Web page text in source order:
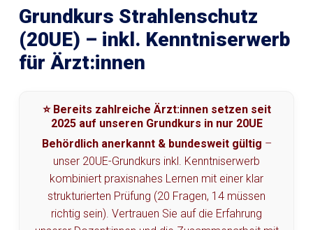
Grundkurs Strahlenschutz
(20UE) – inkl. Kenntniserwerb
für Ärzt:innen
⭐ Bereits zahlreiche Ärzt:innen setzen seit
2025 auf unseren Grundkurs in nur 20UE
Behördlich anerkannt & bundesweit gültig –
unser 20UE-Grundkurs inkl. Kenntniserwerb
kombiniert praxisnahes Lernen mit einer klar
strukturierten Prüfung (20 Fragen, 14 müssen
richtig sein). Vertrauen Sie auf die Erfahrung